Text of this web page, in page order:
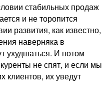
стабильных продаж
и не торопится
развития, как известно,
наверняка в
ухудшаться. И потом
не спят, и если мы
клиентов, их уведут